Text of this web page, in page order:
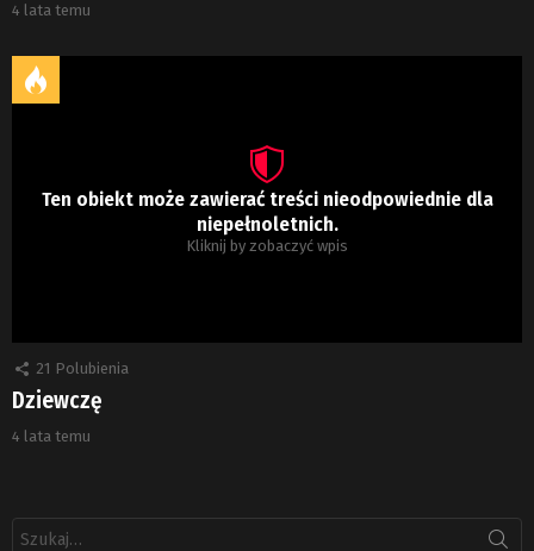
4 lata temu
Ten obiekt może zawierać treści nieodpowiednie dla
niepełnoletnich.
Kliknij by zobaczyć wpis
21 Polubienia
Dziewczę
4 lata temu